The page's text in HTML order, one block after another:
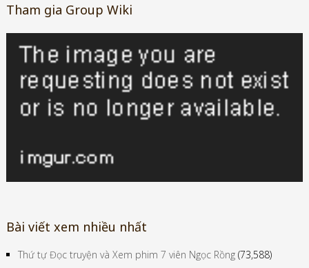
Tham gia Group Wiki
Bài viết xem nhiều nhất
Thứ tự Đọc truyện và Xem phim 7 viên Ngọc Rồng (73,588)